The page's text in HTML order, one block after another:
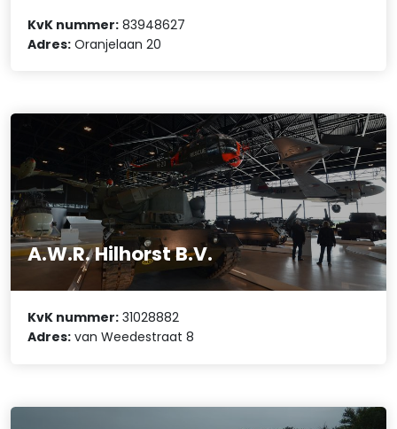
KvK nummer: 83948627
Adres: Oranjelaan 20
A.W.R. Hilhorst B.V.
KvK nummer: 31028882
Adres: van Weedestraat 8